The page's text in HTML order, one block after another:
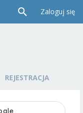
Zaloguj się
REJESTRACJA